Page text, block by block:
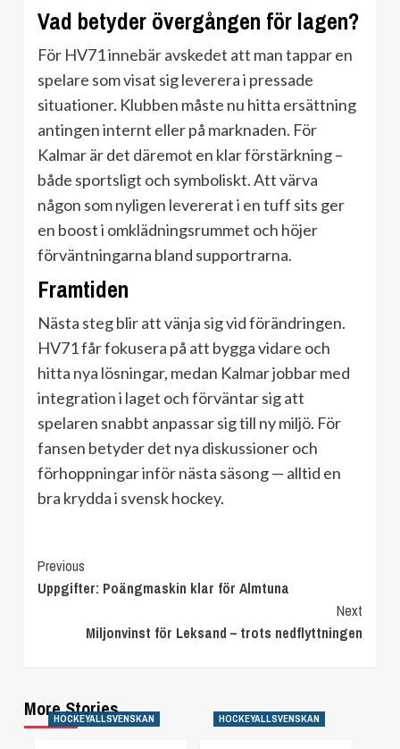
Vad betyder övergången för lagen?
För HV71 innebär avskedet att man tappar en
spelare som visat sig leverera i pressade
situationer. Klubben måste nu hitta ersättning
antingen internt eller på marknaden. För
Kalmar är det däremot en klar förstärkning –
både sportsligt och symboliskt. Att värva
någon som nyligen levererat i en tuff sits ger
en boost i omklädningsrummet och höjer
förväntningarna bland supportrarna.
Framtiden
Nästa steg blir att vänja sig vid förändringen.
HV71 får fokusera på att bygga vidare och
hitta nya lösningar, medan Kalmar jobbar med
integration i laget och förväntar sig att
spelaren snabbt anpassar sig till ny miljö. För
fansen betyder det nya diskussioner och
förhoppningar inför nästa säsong — alltid en
bra krydda i svensk hockey.
Continue
Reading
Previous
Uppgifter: Poängmaskin klar för Almtuna
Next
Miljonvinst för Leksand – trots nedflyttningen
More Stories
HOCKEYALLSVENSKAN HOCKEYALLSVENSKAN